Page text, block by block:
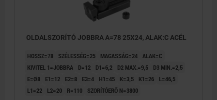
OLDALSZORÍTÓ JOBBRA A=78 25X24, ALAK:C ACÉL
HOSSZ=78 SZÉLESSÉG=25 MAGASSÁG=24 ALAK=C
KIVITEL 1=JOBBRA
D=12 D1=6,2 D2 MAX.=9,5
D3 MIN.=2,5
E=Ø8
E1=12 E2=8 E3=4 H1=45 K=3,5 K1=26
L=46,5
L1=22
L2=20 R=110 SZORÍTÓERŐ N=3800